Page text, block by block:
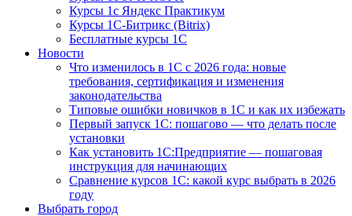
Курсы 1с Яндекс Практикум
Курсы 1С-Битрикс (Bitrix)
Бесплатные курсы 1С
Новости
Что изменилось в 1С с 2026 года: новые
требования, сертификация и изменения
законодательства
Типовые ошибки новичков в 1С и как их избежать
Первый запуск 1С: пошагово — что делать после
установки
Как установить 1С:Предприятие — пошаговая
инструкция для начинающих
Сравнение курсов 1С: какой курс выбрать в 2026
году
Выбрать город